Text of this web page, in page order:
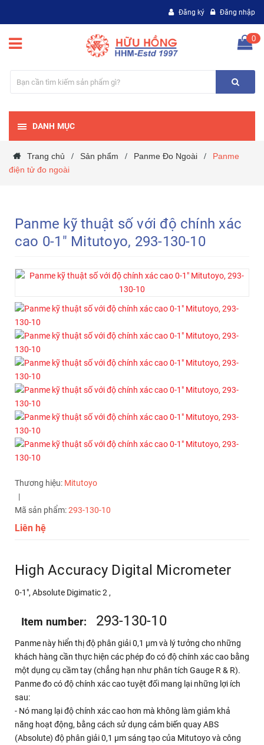
Đăng ký Đăng nhập
0
DANH MỤC
Trang chủ / Sản phẩm / Panme Đo Ngoài /
Panme
điện tử đo ngoài
Panme kỹ thuật số với độ chính xác
cao 0-1" Mitutoyo, 293-130-10
Thương hiệu: Mitutoyo
|
Mã sản phẩm:293-130-10
Liên hệ
High Accuracy Digital Micrometer
0-1", Absolute Digimatic 2 ,
Item number: 293-130-10
Panme này hiển thị độ phân giải 0,1 μm và lý tưởng cho những
khách hàng cần thực hiện các phép đo có độ chính xác cao bằng
một dụng cụ cầm tay (chẳng hạn như phân tích Gauge R & R).
Panme đo có độ chính xác cao tuyệt đối mang lại những lợi ích
sau:
- Nó mang lại độ chính xác cao hơn mà không làm giảm khả
năng hoạt động, bằng cách sử dụng cảm biến quay ABS
(Absolute) độ phân giải 0,1 μm sáng tạo của Mitutoyo và công